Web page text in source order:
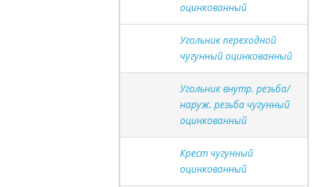
оцинкованный
Угольник переходной
чугунный оцинкованный
Угольник внутр. резьба/
наруж. резьба чугунный
оцинкованный
Крест чугунный
оцинкованный